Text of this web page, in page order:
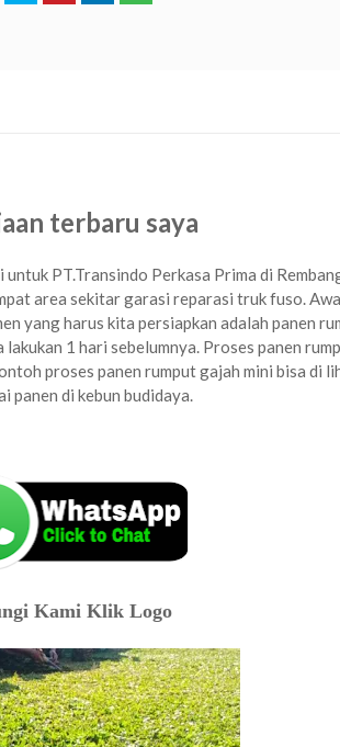
terbaru saya
PT.Transindo Perkasa Prima di
area sekitar garasi reparasi truk fuso.
yang harus kita persiapkan adalah panen
1 hari sebelumnya. Proses panen
proses panen rumput gajah mini bisa di
panen di kebun budidaya.
Kami Klik Logo